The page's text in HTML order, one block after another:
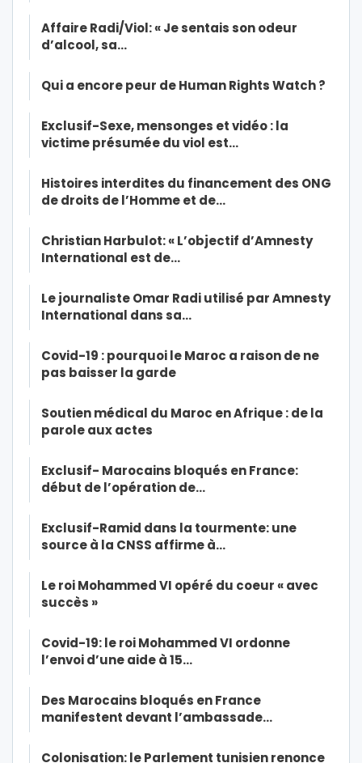
Affaire Radi/Viol: « Je sentais son odeur
d’alcool, sa…
Qui a encore peur de Human Rights Watch ?
Exclusif-Sexe, mensonges et vidéo : la
victime présumée du viol est…
Histoires interdites du financement des ONG
de droits de l’Homme et de…
Christian Harbulot: « L’objectif d’Amnesty
International est de…
Le journaliste Omar Radi utilisé par Amnesty
International dans sa…
Covid-19 : pourquoi le Maroc a raison de ne
pas baisser la garde
Soutien médical du Maroc en Afrique : de la
parole aux actes
Exclusif- Marocains bloqués en France:
début de l’opération de…
Exclusif-Ramid dans la tourmente: une
source à la CNSS affirme à…
Le roi Mohammed VI opéré du coeur « avec
succès »
Covid-19: le roi Mohammed VI ordonne
l’envoi d’une aide à 15…
Des Marocains bloqués en France
manifestent devant l’ambassade…
Colonisation: le Parlement tunisien renonce